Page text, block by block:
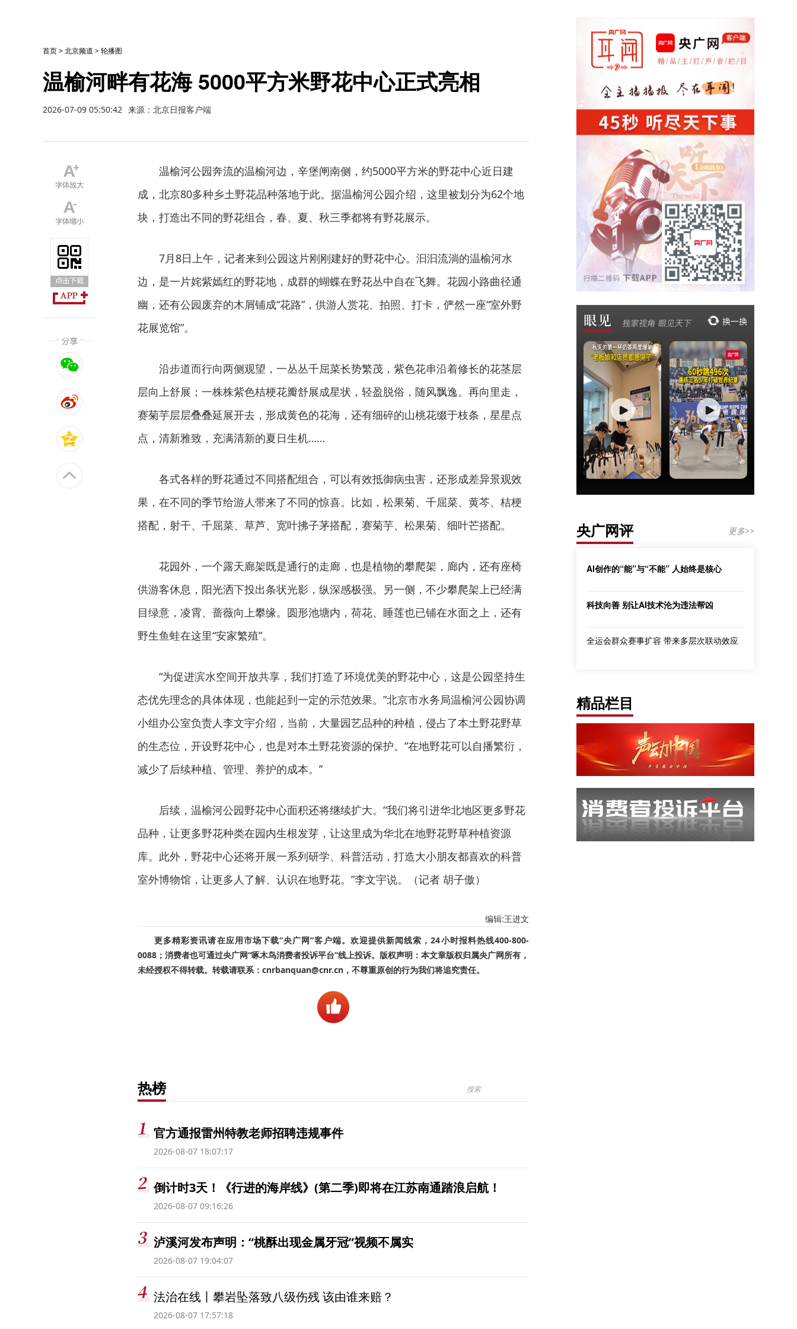
首页>北京频道 >轮播图
温榆河畔有花海 5000平方米野花中心正式亮相
2026-07-09 05:50:42 来源：北京日报客户端
温榆河公园奔流的温榆河边，辛堡闸南侧，约5000平方米的野花中心近日建
成，北京80多种乡土野花品种落地于此。据温榆河公园介绍，这里被划分为62个地
块，打造出不同的野花组合，春、夏、秋三季都将有野花展示。
7月8日上午，记者来到公园这片刚刚建好的野花中心。汩汩流淌的温榆河水
边，是一片姹紫嫣红的野花地，成群的蝴蝶在野花丛中自在飞舞。花园小路曲径通
幽，还有公园废弃的木屑铺成“花路”，供游人赏花、拍照、打卡，俨然一座“室外野
花展览馆”。
沿步道而行向两侧观望，一丛丛千屈菜长势繁茂，紫色花串沿着修长的花茎层
层向上舒展；一株株紫色桔梗花瓣舒展成星状，轻盈脱俗，随风飘逸。再向里走，
赛菊芋层层叠叠延展开去，形成黄色的花海，还有细碎的山桃花缀于枝条，星星点
点，清新雅致，充满清新的夏日生机……
各式各样的野花通过不同搭配组合，可以有效抵御病虫害，还形成差异景观效
果，在不同的季节给游人带来了不同的惊喜。比如，松果菊、千屈菜、黄芩、桔梗
搭配，射干、千屈菜、草芦、宽叶拂子茅搭配，赛菊芋、松果菊、细叶芒搭配。
花园外，一个露天廊架既是通行的走廊，也是植物的攀爬架，廊内，还有座椅
供游客休息，阳光洒下投出条状光影，纵深感极强。另一侧，不少攀爬架上已经满
目绿意，凌霄、蔷薇向上攀缘。圆形池塘内，荷花、睡莲也已铺在水面之上，还有
野生鱼蛙在这里“安家繁殖”。
“为促进滨水空间开放共享，我们打造了环境优美的野花中心，这是公园坚持生
态优先理念的具体体现，也能起到一定的示范效果。”北京市水务局温榆河公园协调
小组办公室负责人李文宇介绍，当前，大量园艺品种的种植，侵占了本土野花野草
的生态位，开设野花中心，也是对本土野花资源的保护。“在地野花可以自播繁衍，
减少了后续种植、管理、养护的成本。”
后续，温榆河公园野花中心面积还将继续扩大。“我们将引进华北地区更多野花
品种，让更多野花种类在园内生根发芽，让这里成为华北在地野花野草种植资源
库。此外，野花中心还将开展一系列研学、科普活动，打造大小朋友都喜欢的科普
室外博物馆，让更多人了解、认识在地野花。”李文宇说。（记者 胡子傲）
编辑:王进文
更多精彩资讯请在应用市场下载“央广网”客户端。欢迎提供新闻线索，24小时报料热线400-800-
0088；消费者也可通过央广网“啄木鸟消费者投诉平台”线上投诉。版权声明：本文章版权归属央广网所有，
未经授权不得转载。转载请联系：cnrbanquan@cnr.cn，不尊重原创的行为我们将追究责任。
热榜
官方通报雷州特教老师招聘违规事件
2026-08-07 18:07:17
倒计时3天！《行进的海岸线》(第二季)即将在江苏南通踏浪启航！
2026-08-07 09:16:26
泸溪河发布声明：“桃酥出现金属牙冠”视频不属实
2026-08-07 19:04:07
法治在线丨攀岩坠落致八级伤残 该由谁来赔？
2026-08-07 17:57:18
央广网评 更多>>
AI创作的“能”与“不能” 人始终是核心
科技向善 别让AI技术沦为违法帮凶
全运会群众赛事扩容 带来多层次联动效应
精品栏目